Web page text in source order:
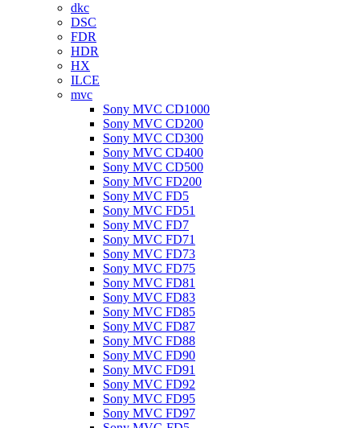
dkc
DSC
FDR
HDR
HX
ILCE
mvc
Sony MVC CD1000
Sony MVC CD200
Sony MVC CD300
Sony MVC CD400
Sony MVC CD500
Sony MVC FD200
Sony MVC FD5
Sony MVC FD51
Sony MVC FD7
Sony MVC FD71
Sony MVC FD73
Sony MVC FD75
Sony MVC FD81
Sony MVC FD83
Sony MVC FD85
Sony MVC FD87
Sony MVC FD88
Sony MVC FD90
Sony MVC FD91
Sony MVC FD92
Sony MVC FD95
Sony MVC FD97